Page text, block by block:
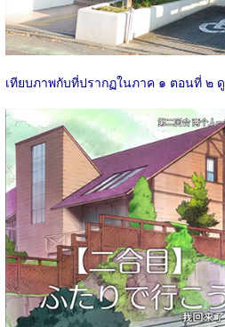
เทียบภาพกับที่ปรากฏในภาค ๑​ ตอนที่ ๒